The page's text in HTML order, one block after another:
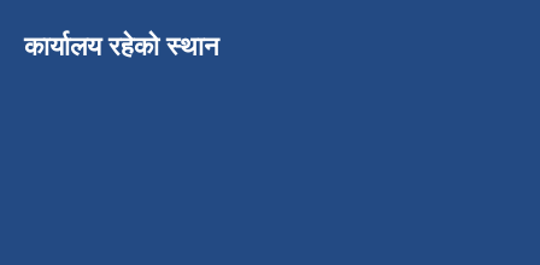
कार्यालय रहेको स्थान